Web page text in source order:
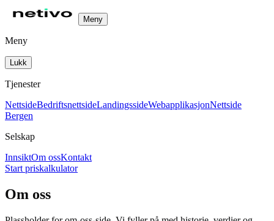
Meny
Meny
Lukk
Tjenester
NettsideBedriftsnettsideLandingssideWebapplikasjonNettside
Bergen
Selskap
InnsiktOm ossKontakt
Start priskalkulator
Om oss